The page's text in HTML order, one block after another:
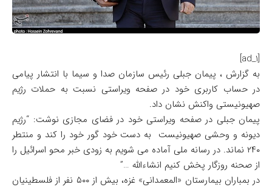
[ad_1]
به گزارش ، پیمان جبلی رئیس سازمان صدا و سیما با انتشار پیامی
در حساب کاربری خود در صفحه ویراستی نسبت به حملات رژیم
صهیونیستی واکنش نشان داد.
پیمان جبلی در صفحه ویراستی خود در فضای مجازی نوشت: “رژیم
دیونه و وحشی صهیونیست به دست خود گور خود را کند و منتطر
۲۴۰ نماند. در رسانه ملی آماده می شویم به زودی خبر محو اسرائیل را
از صحنه روزگار پخش کنیم انشاءالله …”
در بمباران بیمارستان «المعمدانی» غزه، بیش از ۵۰۰ نفر از فلسطینیان